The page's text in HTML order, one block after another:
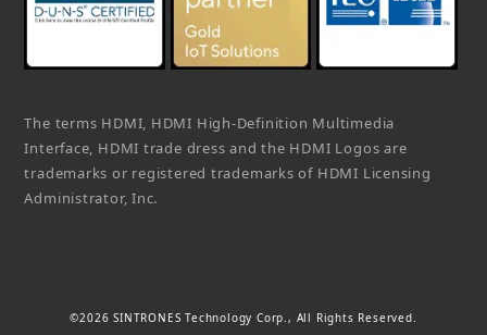
The terms HDMI, HDMI High-Definition Multimedia
Interface, HDMI trade dress and the HDMI Logos are
trademarks or registered trademarks of HDMI Licensing
Administrator, Inc.
©2026 SINTRONES Technology Corp., All Rights Reserved.